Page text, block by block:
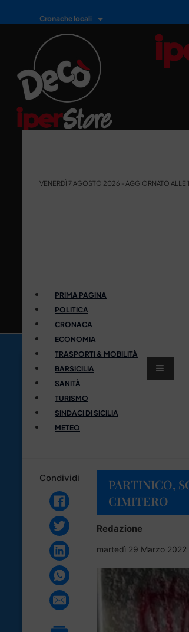
Cronache locali
VENERDÌ 7 AGOSTO 2026 - AGGIORNATO ALLE
PRIMA PAGINA
POLITICA
CRONACA
ECONOMIA
TRASPORTI & MOBILITÀ
BARSICILIA
SANITÀ
TURISMO
SINDACI DI SICILIA
METEO
Condividi
PARTINICO,
CIMITERO
Redazione
martedì 29 Marzo 2022